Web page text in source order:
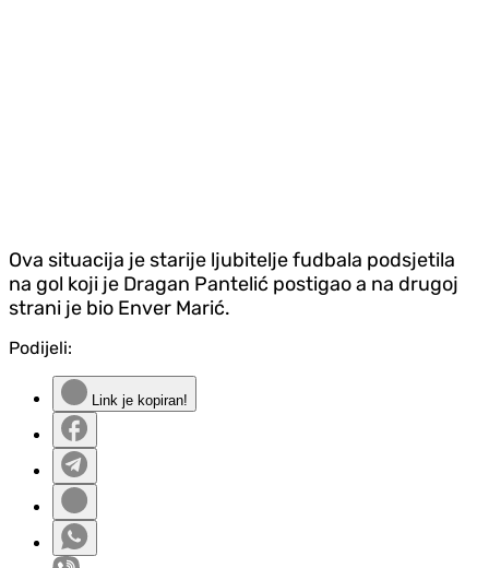
Ova situacija je starije ljubitelje fudbala podsjetila
na gol koji je Dragan Pantelić postigao a na drugoj
strani je bio Enver Marić.
Podijeli:
Link je kopiran!